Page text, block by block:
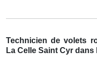
Technicien de volets
La Celle Saint Cyr dans